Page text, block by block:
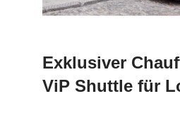
Exklusiver
ViP Shuttle für